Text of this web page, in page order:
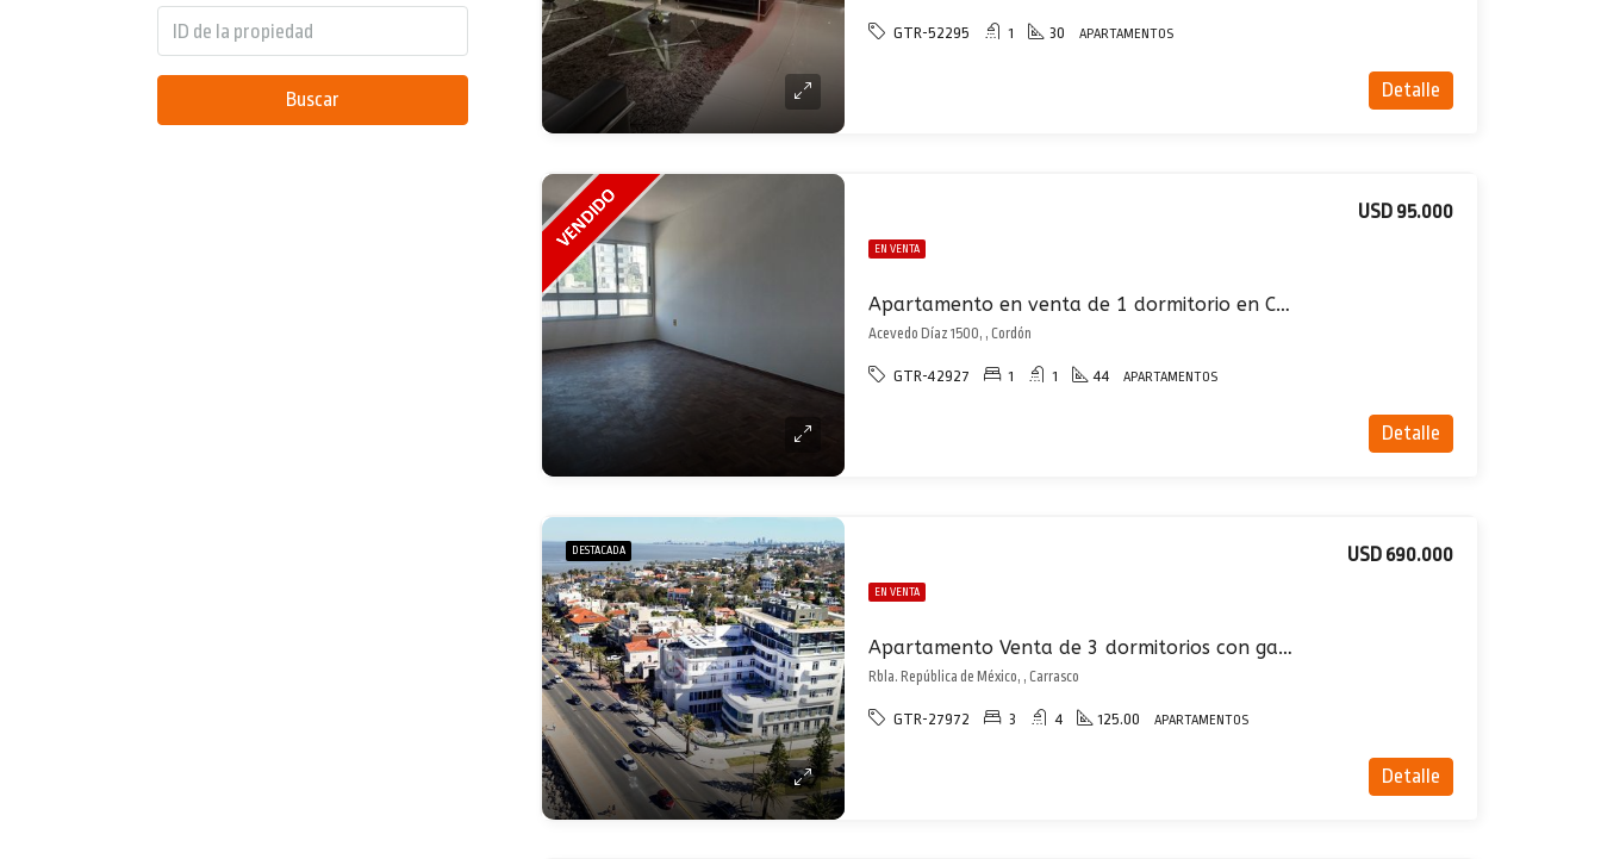
GTR-52295 1 30 APARTAMENTOS
Detalle
EN VENTA
Apartamento en venta de 1 dormitorio en Cordón Sur
USD 95.000
Acevedo Díaz 1500, , Cordón
GTR-42927 1 1 44 APARTAMENTOS
Detalle
DESTACADA
EN VENTA
Apartamento Venta de 3 dormitorios con garaje en Carrasco sobre rambla al frente
USD 690.000
Rbla. República de México, , Carrasco
GTR-27972 3 4 125.00 APARTAMENTOS
Detalle
Buscar